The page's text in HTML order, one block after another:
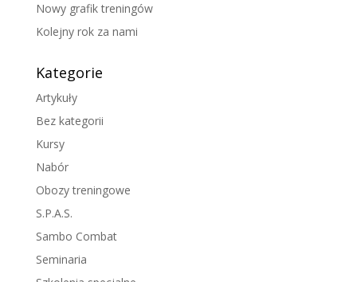
Nowy grafik treningów
Kolejny rok za nami
Kategorie
Artykuły
Bez kategorii
Kursy
Nabór
Obozy treningowe
S.P.A.S.
Sambo Combat
Seminaria